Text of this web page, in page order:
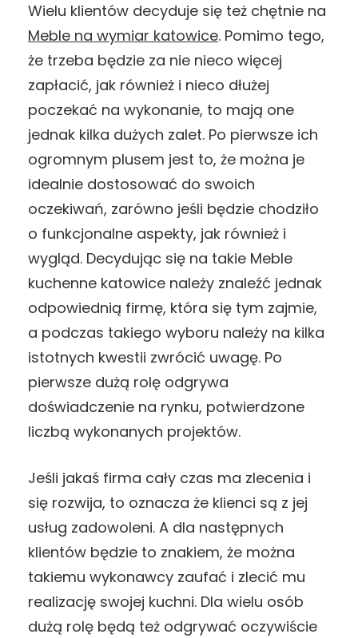
Wielu klientów decyduje się też chętnie na
Meble na wymiar katowice. Pomimo tego,
że trzeba będzie za nie nieco więcej
zapłacić, jak również i nieco dłużej
poczekać na wykonanie, to mają one
jednak kilka dużych zalet. Po pierwsze ich
ogromnym plusem jest to, że można je
idealnie dostosować do swoich
oczekiwań, zarówno jeśli będzie chodziło
o funkcjonalne aspekty, jak również i
wygląd. Decydując się na takie Meble
kuchenne katowice należy znaleźć jednak
odpowiednią firmę, która się tym zajmie,
a podczas takiego wyboru należy na kilka
istotnych kwestii zwrócić uwagę. Po
pierwsze dużą rolę odgrywa
doświadczenie na rynku, potwierdzone
liczbą wykonanych projektów.
Jeśli jakaś firma cały czas ma zlecenia i
się rozwija, to oznacza że klienci są z jej
usług zadowoleni. A dla następnych
klientów będzie to znakiem, że można
takiemu wykonawcy zaufać i zlecić mu
realizację swojej kuchni. Dla wielu osób
dużą rolę będą też odgrywać oczywiście